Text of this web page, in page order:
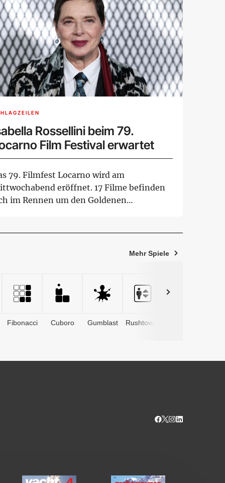
Rossellini beim 79.
Film Festival erwartet
79. Filmfest Locarno wird am
eröffnet. 17 Filme befinden
im Rennen um den Goldenen
Mehr Spiele
Fibonacci Cuboro Gumblast Rushtower